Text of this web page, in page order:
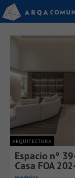
ARQUITECTURA
Espacio n°
Casa FOA